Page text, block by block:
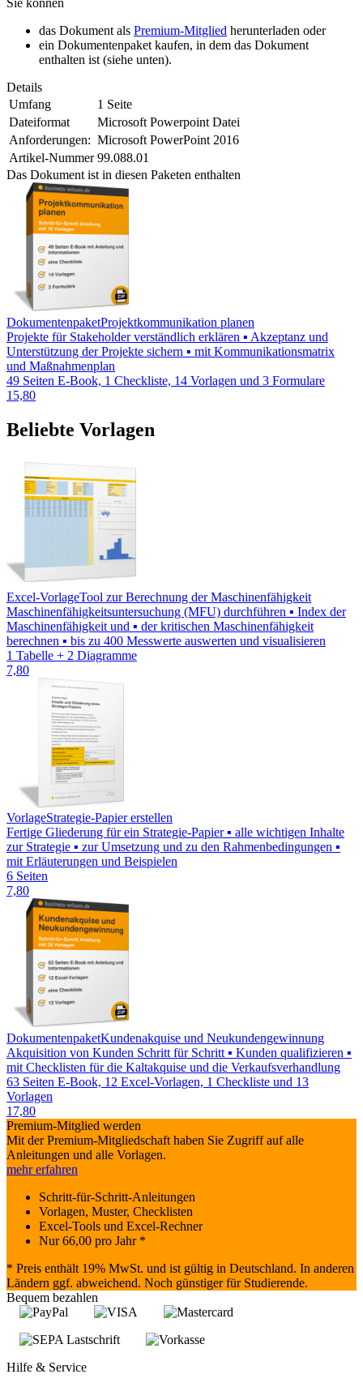
Sie können
das Dokument als Premium-Mitglied herunterladen oder
ein Dokumentenpaket kaufen, in dem das Dokument
enthalten ist (siehe unten).
Details
Umfang
1 Seite
Dateiformat
Microsoft Powerpoint Datei
Anforderungen: Microsoft PowerPoint 2016
Artikel-Nummer 99.088.01
Das Dokument ist in diesen Paketen enthalten
DokumentenpaketProjektkommunikation planen
Projekte für Stakeholder verständlich erklären ▪ Akzeptanz und
Unterstützung der Projekte sichern ▪ mit Kommunikationsmatrix
und Maßnahmenplan
49 Seiten E-Book, 1 Checkliste, 14 Vorlagen und 3 Formulare
15,80
Beliebte Vorlagen
Excel-VorlageTool zur Berechnung der Maschinenfähigkeit
Maschinenfähigkeitsuntersuchung (MFU) durchführen ▪ Index der
Maschinenfähigkeit und ▪ der kritischen Maschinenfähigkeit
berechnen ▪ bis zu 400 Messwerte auswerten und visualisieren
1 Tabelle + 2 Diagramme
7,80
VorlageStrategie-Papier erstellen
Fertige Gliederung für ein Strategie-Papier ▪ alle wichtigen Inhalte
zur Strategie ▪ zur Umsetzung und zu den Rahmenbedingungen ▪
mit Erläuterungen und Beispielen
6 Seiten
7,80
DokumentenpaketKundenakquise und Neukundengewinnung
Akquisition von Kunden Schritt für Schritt ▪ Kunden qualifizieren ▪
mit Checklisten für die Kaltakquise und die Verkaufsverhandlung
63 Seiten E-Book, 12 Excel-Vorlagen, 1 Checkliste und 13
Vorlagen
17,80
Premium-Mitglied werden
Mit der Premium-Mitgliedschaft haben Sie Zugriff auf alle
Anleitungen und alle Vorlagen.
mehr erfahren
Schritt-für-Schritt-Anleitungen
Vorlagen, Muster, Checklisten
Excel-Tools und Excel-Rechner
Nur66,00 pro Jahr *
* Preis enthält 19% MwSt. und ist gültig in Deutschland. In anderen
Ländern ggf. abweichend. Noch günstiger für Studierende.
Bequem bezahlen
Hilfe & Service